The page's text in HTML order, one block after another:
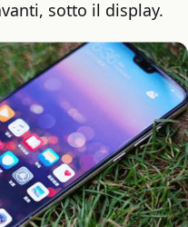
sotto il display.